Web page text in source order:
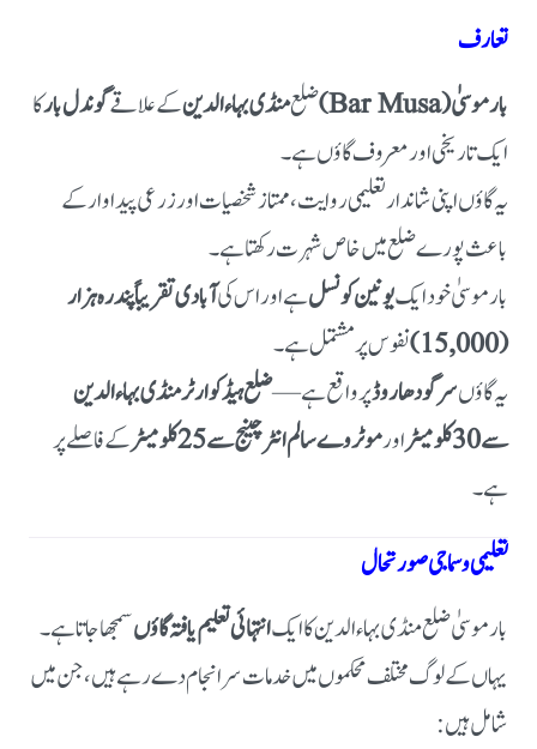
تعارف
بار موسیٰ (Bar Musa)
ضلعمنڈی بہاءالدینکے علاقےگوندل بارکا
ایک تاریخی اور معروف گاؤں ہے۔
یہ گاؤں اپنی شاندار تعلیمی روایت، ممتاز شخصیات اور زرعی پیداوار کے
باعث پورے ضلع میں خاص شہرت رکھتا ہے۔
بار موسیٰ خود ایکیونین کونسلہے اور اس کیآبادی تقریباً پندرہ ہزار
(15,000)
نفوس پر مشتمل ہے۔
یہ گاؤںسرگودھا روڈپر واقع ہے —ضلع ہیڈکوارٹر منڈی بہاءالدین
سے 30 کلومیٹر
اورموٹروےسالم انٹرچینج سے 25 کلومیٹر
کے فاصلے پر
ہے۔
تعلیمی و سماجی صورتحال
بار موسیٰ ضلع منڈی بہاءالدین کا ایکانتہائی تعلیم یافتہ گاؤںسمجھا جاتا ہے۔
یہاں کے لوگ مختلف محکموں میں خدمات سرانجام دے رہے ہیں، جن میں
شامل ہیں: